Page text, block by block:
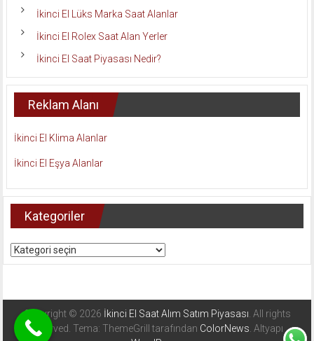
İkinci El Lüks Marka Saat Alanlar
İkinci El Rolex Saat Alan Yerler
İkinci El Saat Piyasası Nedir?
Reklam Alanı
İkinci El Klima Alanlar
İkinci El Eşya Alanlar
Kategoriler
Kategoriler
Copyright © 2026 İkinci El Saat Alım Satım Piyasası. All rights
reserved. Tema: ThemeGrill tarafından ColorNews. Altyapı